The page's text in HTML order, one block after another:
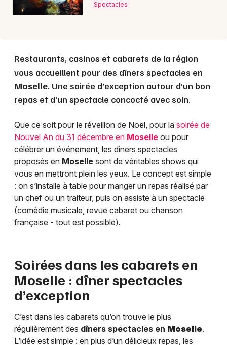
Spectacles
Restaurants, casinos et cabarets de la région
vous accueillent pour des dîners spectacles en
Moselle. Une soirée d’exception autour d’un bon
repas et d’un spectacle concocté avec soin.
Que ce soit pour le réveillon de Noël, pour la soirée de
Nouvel An du 31 décembre en Moselle ou pour
célébrer un événement, les dîners spectacles
proposés en Moselle sont de véritables shows qui
vous en mettront plein les yeux. Le concept est simple
: on s’installe à table pour manger un repas réalisé par
un chef ou un traiteur, puis on assiste à un spectacle
(comédie musicale, revue cabaret ou chanson
française - tout est possible).
Soirées dans les cabarets en
Moselle : dîner spectacles
d’exception
C’est dans les cabarets qu’on trouve le plus
régulièrement des dîners spectacles en Moselle.
L’idée est simple : en plus d’un délicieux repas, les